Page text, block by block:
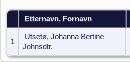
Etternavn, Fornavn
1
Utsetø, Johanna Bertine
Johnsdtr.